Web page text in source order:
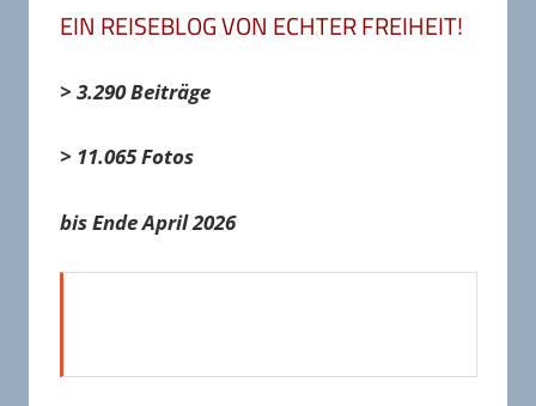
EIN REISEBLOG VON ECHTER FREIHEIT!
> 3.290 Beiträge
> 11.065 Fotos
bis Ende April 2026